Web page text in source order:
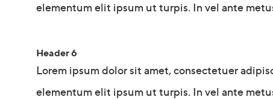
elementum elit ipsum ut turpis. In vel ante
Header 6
Lorem ipsum dolor sit amet, consectetuer
elementum elit ipsum ut turpis. In vel ante